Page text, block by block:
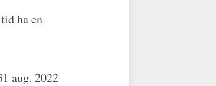
ha en
aug. 2022